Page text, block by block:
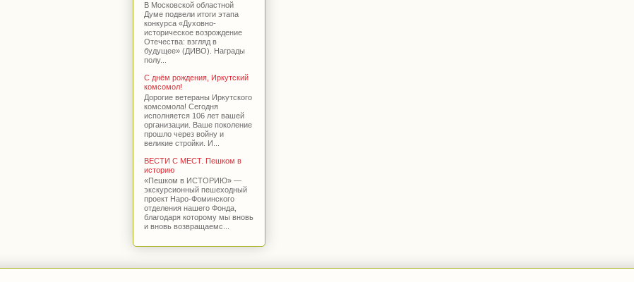
В Московской областной
Думе подвели итоги этапа
конкурса «Духовно-
историческое возрождение
Отечества: взгляд в
будущее» (ДИВО). Награды
полу...
С днём рождения, Иркутский
комсомол!
Дорогие ветераны Иркутского
комсомола! Сегодня
исполняется 106 лет вашей
организации. Ваше поколение
прошло через войну и
великие стройки. И...
ВЕСТИ С МЕСТ. Пешком в
историю
«Пешком в ИСТОРИЮ» —
экскурсионный пешеходный
проект Наро-Фоминского
отделения нашего Фонда,
благодаря которому мы вновь
и вновь возвращаемс...